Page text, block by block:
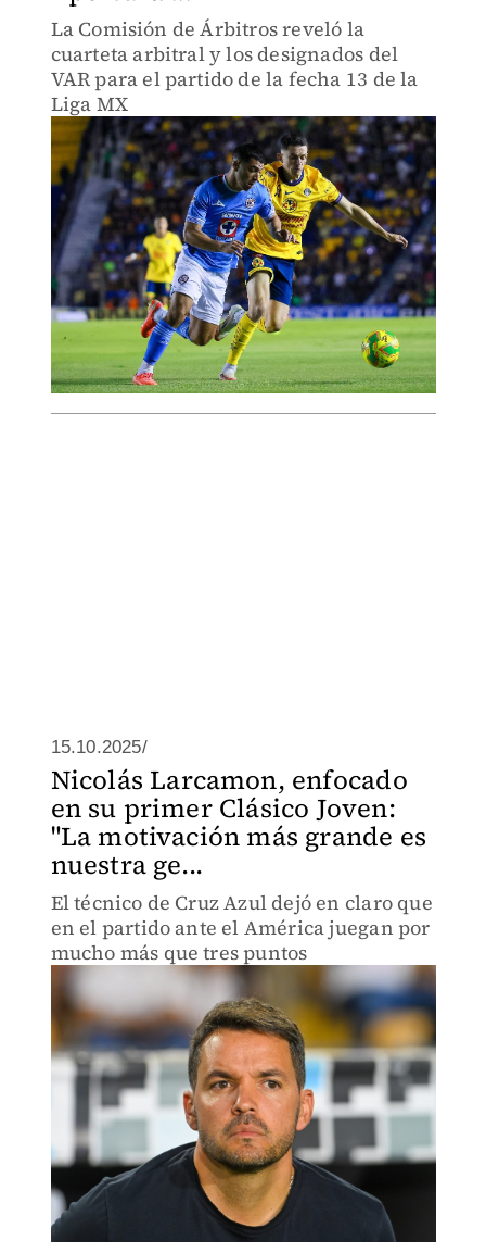
La Comisión de Árbitros reveló la
cuarteta arbitral y los designados del
VAR para el partido de la fecha 13 de la
Liga MX
15.10.2025/
Nicolás Larcamon, enfocado
en su primer Clásico Joven:
"La motivación más grande es
nuestra ge...
El técnico de Cruz Azul dejó en claro que
en el partido ante el América juegan por
mucho más que tres puntos